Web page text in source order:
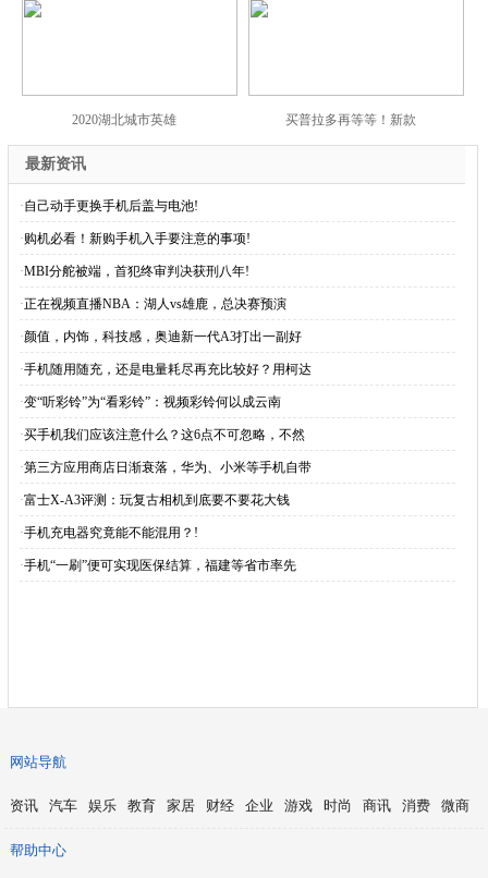
2020湖北城市英雄 买普拉多再等等！新款
最新资讯
·自己动手更换手机后盖与电池!
·购机必看！新购手机入手要注意的事项!
·MBI分舵被端，首犯终审判决获刑八年!
·正在视频直播NBA：湖人vs雄鹿，总决赛预演
·颜值，内饰，科技感，奥迪新一代A3打出一副好
·手机随用随充，还是电量耗尽再充比较好？用柯达
·变“听彩铃”为“看彩铃”：视频彩铃何以成云南
·买手机我们应该注意什么？这6点不可忽略，不然
·第三方应用商店日渐衰落，华为、小米等手机自带
·富士X-A3评测：玩复古相机到底要不要花大钱
·手机充电器究竟能不能混用？!
·手机“一刷”便可实现医保结算，福建等省市率先
网站导航
资讯 汽车 娱乐 教育 家居 财经 企业 游戏 时尚 商讯 消费 微商
帮助中心